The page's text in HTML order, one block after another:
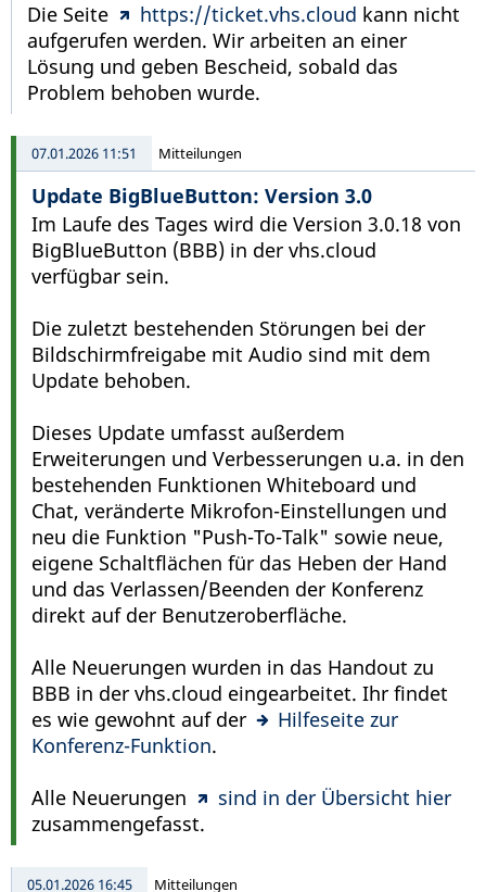
Die Seite
https://ticket.vhs.cloud kann nicht
aufgerufen werden. Wir arbeiten an einer
Lösung und geben Bescheid, sobald das
Problem behoben wurde.
07.01.2026 11:51 Mitteilungen
Update BigBlueButton: Version 3.0
Im Laufe des Tages wird die Version 3.0.18 von
BigBlueButton (BBB) in der vhs.cloud
verfügbar sein.
Die zuletzt bestehenden Störungen bei der
Bildschirmfreigabe mit Audio sind mit dem
Update behoben.
Dieses Update umfasst außerdem
Erweiterungen und Verbesserungen u.a. in den
bestehenden Funktionen Whiteboard und
Chat, veränderte Mikrofon-Einstellungen und
neu die Funktion "Push-To-Talk" sowie neue,
eigene Schaltflächen für das Heben der Hand
und das Verlassen/Beenden der Konferenz
direkt auf der Benutzeroberfläche.
Alle Neuerungen wurden in das Handout zu
BBB in der vhs.cloud eingearbeitet. Ihr findet
es wie gewohnt auf der
Hilfeseite zur
Konferenz-Funktion.
Alle Neuerungen
sind in der Übersicht hier
zusammengefasst.
05.01.2026 16:45 Mitteilungen